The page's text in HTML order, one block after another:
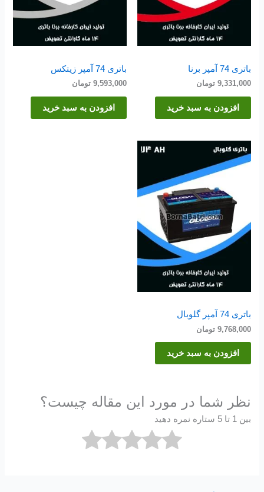
باتری 74 آمپر برنا
9,331,000 تومان
افزودن به سبد خرید
باتری 74 آمپر زیتکس
9,593,000 تومان
افزودن به سبد خرید
باتری 74 آمپر گلوبال
9,768,000 تومان
افزودن به سبد خرید
نظر شما در مورد این مقاله چیست؟
بین 1 تا 5 ستاره نمره دهید